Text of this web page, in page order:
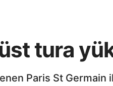
tura
Paris St